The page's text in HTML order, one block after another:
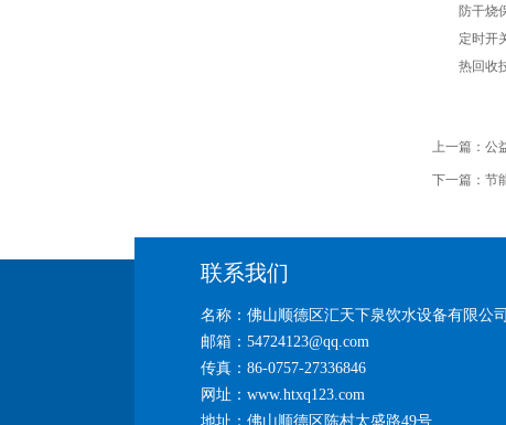
防干烧保
定时开关
热回收技
上一篇： 公
下一篇： 节
联系我们
名称：佛山顺德区汇天下泉饮水设备有限公司
邮箱：54724123@qq.com
传真：86-0757-27336846
网址：www.htxq123.com
地址：佛山顺德区陈村太盛路49号